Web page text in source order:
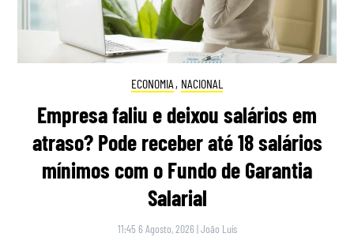
ECONOMIA , NACIONAL
Empresa faliu e deixou salários em
atraso? Pode receber até 18 salários
mínimos com o Fundo de Garantia
Salarial
11:45 6 Agosto, 2026 |João Luís